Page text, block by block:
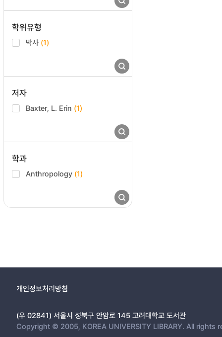
학위유형
박사 (1)
저자
Baxter, L. Erin (1)
학과
Anthropology (1)
개인정보처리방침
(우 02841) 서울시 성북구 안암로 145 고려대학교 도서관
Copyright © 2005, KOREA UNIVERSITY LIBRARY. All rights